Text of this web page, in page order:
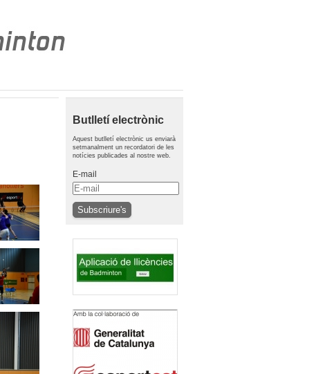
Butlletí electrònic
Aquest butlletí electrònic us enviarà
setmanalment un recordatori de les
notícies publicades al nostre web.
E-mail